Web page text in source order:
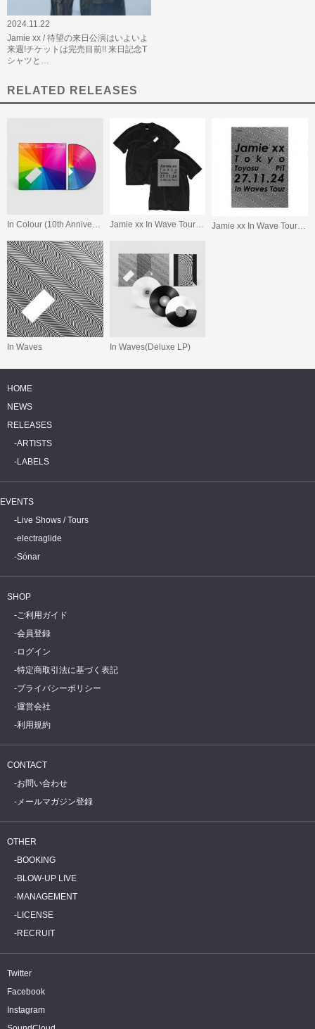
2024.11.22
Jamie xx / 待望の来日公演はいよいよ
来週!チケットは完売目前!! 来日記念T
シャツと…
RELATED RELEASES
In Colour (10th Anniversary) Jamie xx In Wave Tour Tokyo T-Shirt
In Waves In Waves(Deluxe LP)
HOME
NEWS
RELEASES
ARTISTS
LABELS
EVENTS
Live Shows / Tours
electraglide
Sónar
SHOP
ご利用ガイド
会員登録
ログイン
特定商取引法に基づく表記
プライバシーポリシー
運営会社
利用規約
CONTACT
お問い合わせ
メールマガジン登録
OTHER
BOOKING
BLOW-UP LIVE
MANAGEMENT
LICENSE
RECRUIT
Twitter
Facebook
Instagram